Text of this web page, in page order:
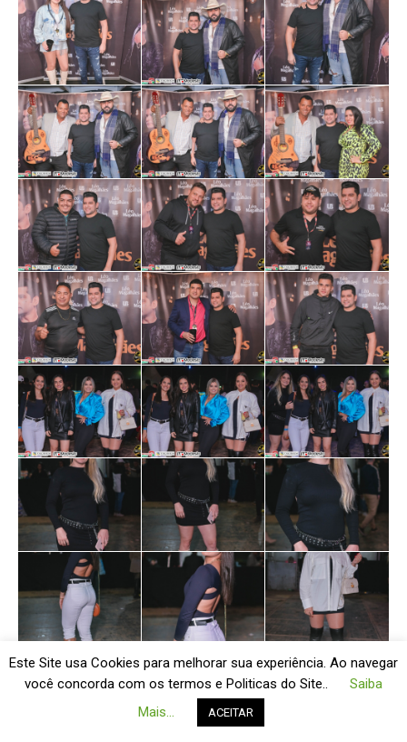
Este Site usa Cookies para melhorar sua experiência. Ao navegar
você concorda com os termos e Politicas do Site..
Saiba
Mais...
ACEITAR